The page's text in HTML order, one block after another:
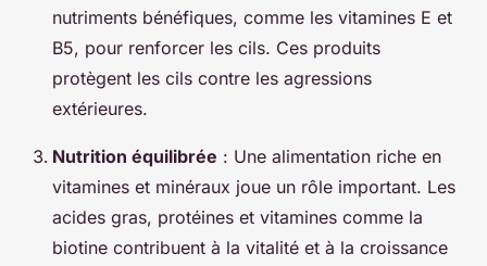
nutriments bénéfiques, comme les vitamines E et
B5, pour renforcer les cils. Ces produits
protègent les cils contre les agressions
extérieures.
Nutrition équilibrée : Une alimentation riche en
vitamines et minéraux joue un rôle important. Les
acides gras, protéines et vitamines comme la
biotine contribuent à la vitalité et à la croissance